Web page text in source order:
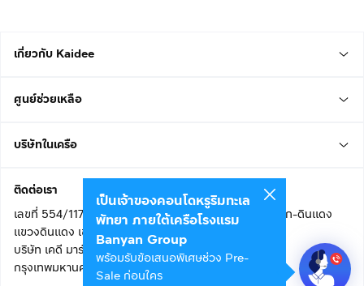
เกี่ยวกับ Kaidee
ศูนย์ช่วยเหลือ
บริษัทในเครือ
ติดต่อเรา
เลขที่ 554/117 อาคารสกายไนน์ เซ็นเตอร์ ชั้น 22 ถนนอโศก-ดินแดง
แขวงดินแดง เขตดินแดง
บริษัท เคดี มาร์เก็ตเพลส จำกัด (สำนักงานใหญ่)
กรุงเทพมหานคร 10400
เป็นเจ้าของคอนโดหรูริมทะเล
พัทยา ภายใต้เครือโรงแรม
Banyan Group
พร้อมรับข้อเสนอพิเศษช่วง Pre-
Sale ก่อนใคร